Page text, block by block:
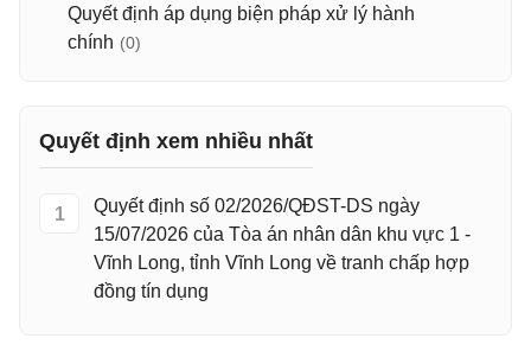
Quyết định áp dụng biện pháp xử lý hành
chính (0)
Quyết định xem nhiều nhất
1
Quyết định số 02/2026/QĐST-DS ngày
15/07/2026 của Tòa án nhân dân khu vực 1 -
Vĩnh Long, tỉnh Vĩnh Long về tranh chấp hợp
đồng tín dụng